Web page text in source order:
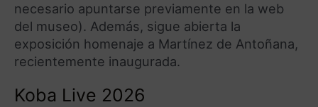
necesario apuntarse previamente en la web
del museo). Además, sigue abierta la
exposición homenaje a Martínez de Antoñana,
recientemente inaugurada.
Koba Live 2026